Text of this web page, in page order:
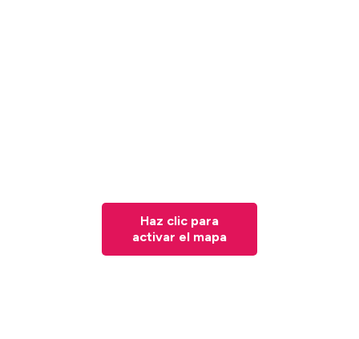
Haz clic para
activar el mapa